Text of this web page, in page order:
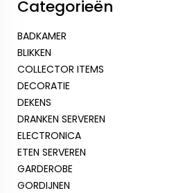
Categorieën
BADKAMER
BLIKKEN
COLLECTOR ITEMS
DECORATIE
DEKENS
DRANKEN SERVEREN
ELECTRONICA
ETEN SERVEREN
GARDEROBE
GORDIJNEN